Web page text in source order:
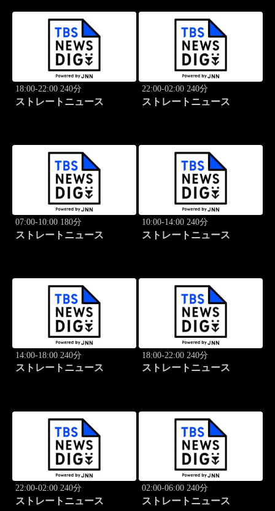
18:00-22:00 240分
ストレートニュース
22:00-02:00 240分
ストレートニュース
07:00-10:00 180分
ストレートニュース
10:00-14:00 240分
ストレートニュース
14:00-18:00 240分
ストレートニュース
18:00-22:00 240分
ストレートニュース
22:00-02:00 240分
ストレートニュース
02:00-06:00 240分
ストレートニュース